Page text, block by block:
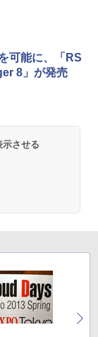
可能に、「RS
8」が発売
させる